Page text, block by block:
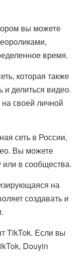
вы можете
время.
которая также
и делиться видео.
своей личной
сеть в России,
Вы можете
или в сообщества.
на
создавать и
TikTok. Если вы
Douyin